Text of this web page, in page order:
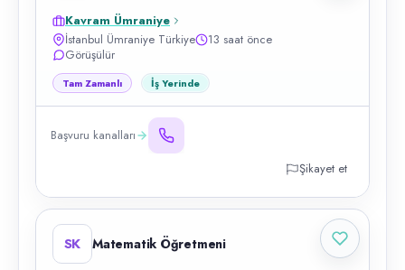
Kavram Ümraniye
İstanbul Ümraniye Türkiye
13 saat önce
Görüşülür
Tam Zamanlı İş Yerinde
Başvuru kanalları
Şikayet et
SK Matematik Öğretmeni